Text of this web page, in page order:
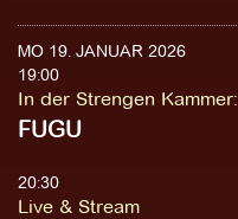
MO 19. JANUAR 2026
19:00
In der Strengen Kammer:
FUGU
20:30
Live & Stream